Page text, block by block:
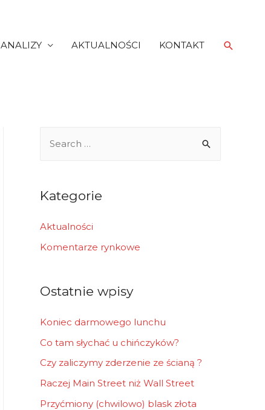
ANALIZY AKTUALNOŚCI KONTAKT Search
r
h
f
Kategorie
Aktualności
Komentarze rynkowe
Ostatnie wpisy
Koniec darmowego lunchu
Co tam słychać u chińczyków?
Czy zaliczymy zderzenie ze ścianą ?
Raczej Main Street niż Wall Street
Przyćmiony (chwilowo) blask złota